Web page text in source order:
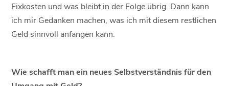
Fixkosten und was bleibt in der Folge übrig. Dann kann
ich mir Gedanken machen, was ich mit diesem restlichen
Geld sinnvoll anfangen kann.
Wie schafft man ein neues Selbstverständnis für den